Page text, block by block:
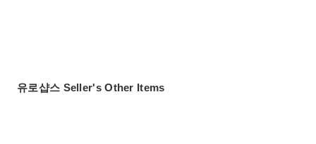
유로샵스 Seller's Other Items